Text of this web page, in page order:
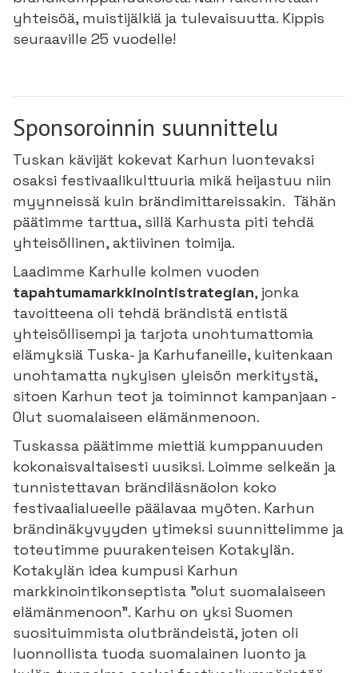
yhteisöä, muistijälkiä ja tulevaisuutta. Kippis
seuraaville 25 vuodelle!
Sponsoroinnin suunnittelu
Tuskan kävijät kokevat Karhun luontevaksi
osaksi festivaalikulttuuria mikä heijastuu niin
myynneissä kuin brändimittareissakin. Tähän
päätimme tarttua, sillä Karhusta piti tehdä
yhteisöllinen, aktiivinen toimija.
Laadimme Karhulle kolmen vuoden
tapahtumamarkkinointistrategian, jonka
tavoitteena oli tehdä brändistä entistä
yhteisöllisempi ja tarjota unohtumattomia
elämyksiä Tuska- ja Karhufaneille, kuitenkaan
unohtamatta nykyisen yleisön merkitystä,
sitoen Karhun teot ja toiminnot kampanjaan -
Olut suomalaiseen elämänmenoon.
Tuskassa päätimme miettiä kumppanuuden
kokonaisvaltaisesti uusiksi. Loimme selkeän ja
tunnistettavan brändiläsnäolon koko
festivaalialueelle päälavaa myöten. Karhun
brändinäkyvyyden ytimeksi suunnittelimme ja
toteutimme puurakenteisen Kotakylän.
Kotakylän idea kumpusi Karhun
markkinointikonseptista ”olut suomalaiseen
elämänmenoon”. Karhu on yksi Suomen
suosituimmista olutbrändeistä, joten oli
luonnollista tuoda suomalainen luonto ja